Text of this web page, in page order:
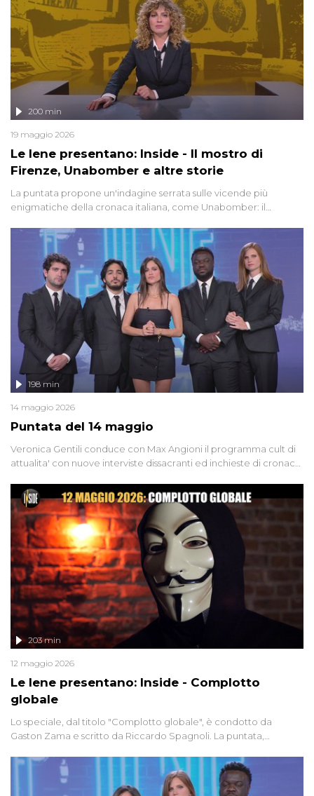
Le Iene presentano: Inside - Il mostro di
Firenze, Unabomber e altre storie
200 min
19 maggio 2026
La puntata propone un'indagine serrata sulle vicende più
enigmatiche della cronaca italiana, come Unabomber: il
'90 e il 2000 che, inquietantemente, potrebbe essere ancora in
libertà. Lo speciale affronta inoltre le zone d'ombra sul Mostro di
Firenze, le cui responsabilità appaiono ancora oggi avvolte in un
groviglio di dubbi mai chiariti. Nel corso dello speciale anche
l'intervista inedita a Olindo Romano, realizzata ne...
Puntata del 14 maggio
198 min
14 maggio 2026
Veronica Gentili conduce con Max Angioni il programma cult di
attualita' con nuove interviste dissacranti ed inchieste di cronaca
Le Iene presentano: Inside - Complotto
globale
203 min
12 maggio 2026
Lo speciale, dal titolo "Complotto globale", è condotto da
Gaston Zama e scritto da Riccardo Spagnoli. La puntata,
racconta l'universo delle narrazioni alternative, dei sospetti
globali e del complottismo che negli ultimi anni hanno invaso
social network, talk show, piazze digitali e immaginario collettivo.